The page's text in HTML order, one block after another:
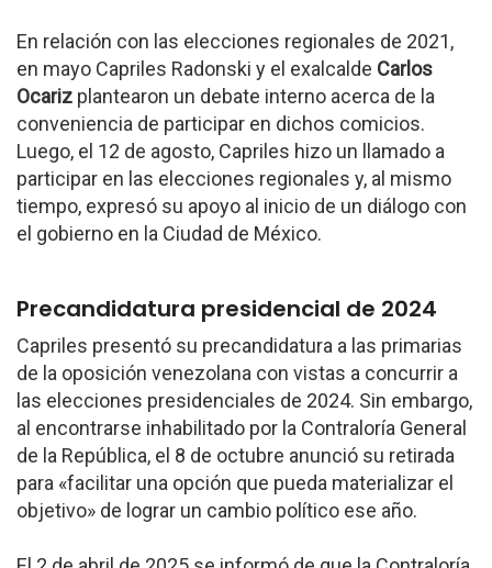
En relación con las elecciones regionales de 2021,
en mayo Capriles Radonski y el exalcalde Carlos
Ocariz plantearon un debate interno acerca de la
conveniencia de participar en dichos comicios.
Luego, el 12 de agosto, Capriles hizo un llamado a
participar en las elecciones regionales y, al mismo
tiempo, expresó su apoyo al inicio de un diálogo con
el gobierno en la Ciudad de México.
Precandidatura presidencial de 2024
Capriles presentó su precandidatura a las primarias
de la oposición venezolana con vistas a concurrir a
las elecciones presidenciales de 2024. Sin embargo,
al encontrarse inhabilitado por la Contraloría General
de la República, el 8 de octubre anunció su retirada
para «facilitar una opción que pueda materializar el
objetivo» de lograr un cambio político ese año.